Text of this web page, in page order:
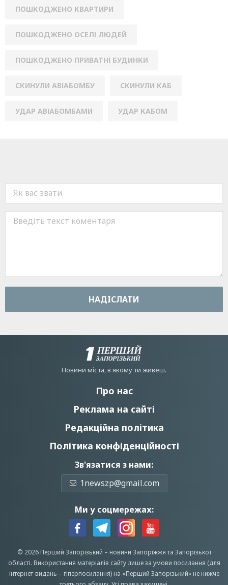
ПОШКОДЖЕНО КВАРТИРИ
ПОШКОДЖЕНО ОСЕЛІ ЛЮДЕЙ
ПОШКОДЖЕНО ПРИВАТНІ БУДИНКИ
СКИНУЛИ АВІАБОМБУ СКИНУЛИ КАБ
УДАР АВІАБОМБАМИ УДАР КАБОМ
НАДIСЛАТИ
Новини мiста, в якому ти живеш.
Про нас
Реклама на сайті
Редакційна політика
Політика конфіденційності
Зв'язатися з нами:
1newszp@gmail.com
Ми у соцмережах:
© 2026 Перший Запорізький – новини Запоріжжята Запорізької
області. Використання матеріалів сайту лише за умови посилання (для
інтернет-видань – гіперпосилання) на «Перший Запорiзький» не нижче